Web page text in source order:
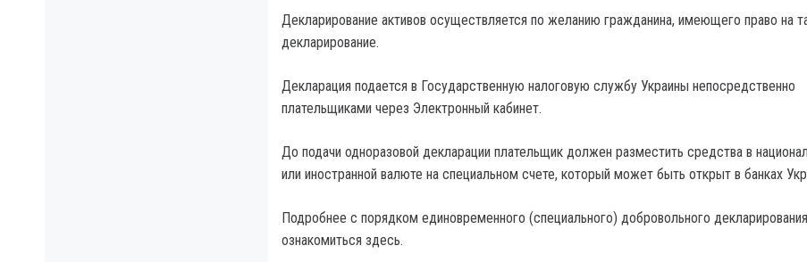
Декларирование активов осуществляется по желанию гражданина, имеющего право на
декларирование.
Декларация подается в Государственную налоговую службу Украины непосредственно
плательщиками через Электронный кабинет.
До подачи одноразовой декларации плательщик должен разместить средства в
или иностранной валюте на специальном счете, который может быть открыт в банках
Подробнее с порядком единовременного (специального) добровольного
ознакомиться здесь.